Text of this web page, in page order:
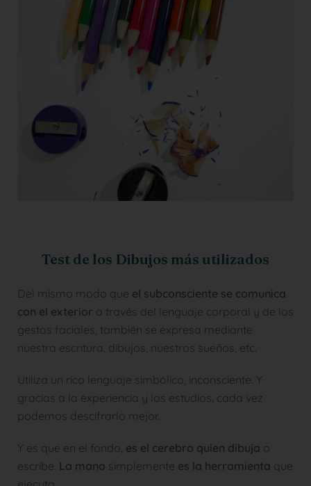
Test de los Dibujos más utilizados
Del mismo modo que el subconsciente se comunica
con el exterior a través del lenguaje corporal y de los
gestos faciales, también se expresa mediante
nuestra escritura, dibujos, nuestros sueños, etc.
Utiliza un rico lenguaje simbólico, inconsciente. Y
gracias a la experiencia y los estudios, cada vez
podemos descifrarlo mejor.
Y es que en el fondo, es el cerebro quien dibuja o
escribe. La mano simplemente es la herramienta que